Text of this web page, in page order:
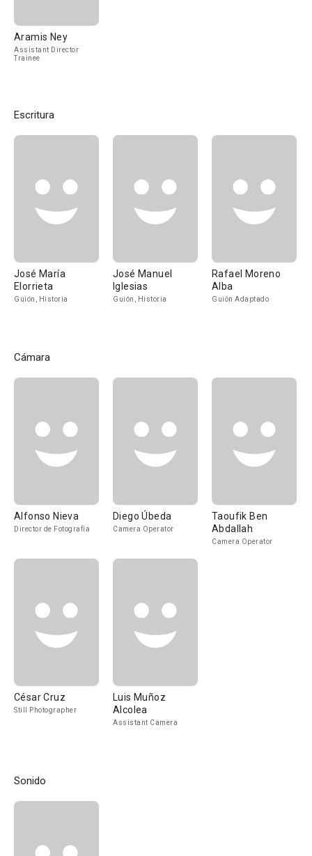
Aramis Ney
Assistant Director
Trainee
Escritura
José María
Elorrieta
Guión, Historia
José Manuel
Iglesias
Guión, Historia
Rafael Moreno
Alba
Guión Adaptado
Cámara
Alfonso Nieva
Director de Fotografía
Diego Úbeda
Camera Operator
Taoufik Ben
Abdallah
Camera Operator
César Cruz
Still Photographer
Luis Muñoz
Alcolea
Assistant Camera
Sonido